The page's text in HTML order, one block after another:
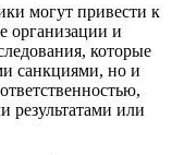
могут привести к
организации и
которые
санкциями, но и
результатами или